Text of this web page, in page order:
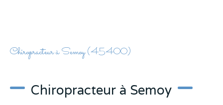
Chiropracteur à Semoy (45400)
Chiropracteur à Semoy